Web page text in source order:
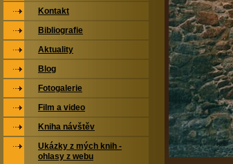
Kontakt
Bibliografie
Aktuality
Blog
Fotogalerie
Film a video
Kniha návštěv
Ukázky z mých knih -
ohlasy z webu